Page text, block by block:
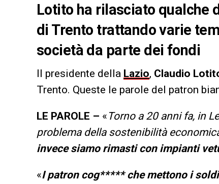
Lotito ha rilasciato qualche
di Trento trattando varie
società da parte dei fondi
Il presidente della Lazio, Claudio
Trento. Queste le parole del patron
LE PAROLE – « Torno a 20 anni fa, in
problema della sostenibilità
invece siamo rimasti con impianti
«I patron cog***** che mettono i